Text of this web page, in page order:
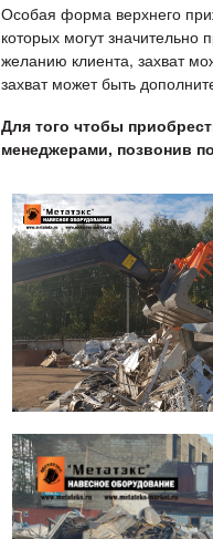
Особая форма верхнего
которых могут
желанию клиента, захват
захват может быть
Для того чтобы
менеджерами, позвонив